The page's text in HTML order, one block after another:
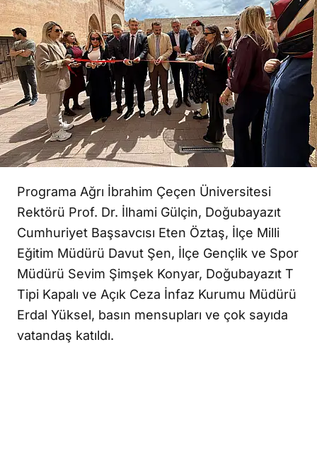
Programa Ağrı İbrahim Çeçen Üniversitesi
Rektörü Prof. Dr. İlhami Gülçin, Doğubayazıt
Cumhuriyet Başsavcısı Eten Öztaş, İlçe Milli
Eğitim Müdürü Davut Şen, İlçe Gençlik ve Spor
Müdürü Sevim Şimşek Konyar, Doğubayazıt T
Tipi Kapalı ve Açık Ceza İnfaz Kurumu Müdürü
Erdal Yüksel, basın mensupları ve çok sayıda
vatandaş katıldı.